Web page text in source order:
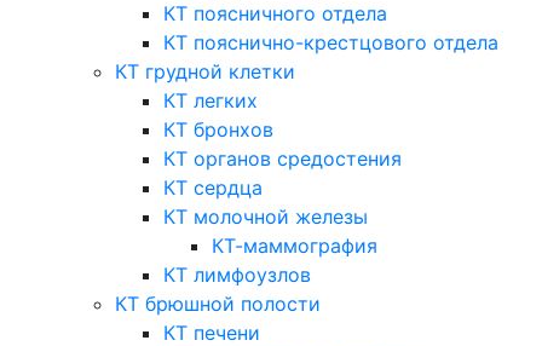
КТ поясничного отдела
КТ пояснично-крестцового отдела
КТ грудной клетки
КТ легких
КТ бронхов
КТ органов средостения
КТ сердца
КТ молочной железы
КТ-маммография
КТ лимфоузлов
КТ брюшной полости
КТ печени